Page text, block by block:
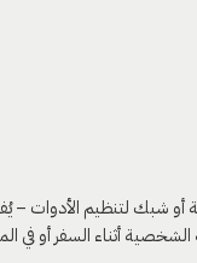
شبك لتنظيم الأدوات –
أثناء السفر أو في